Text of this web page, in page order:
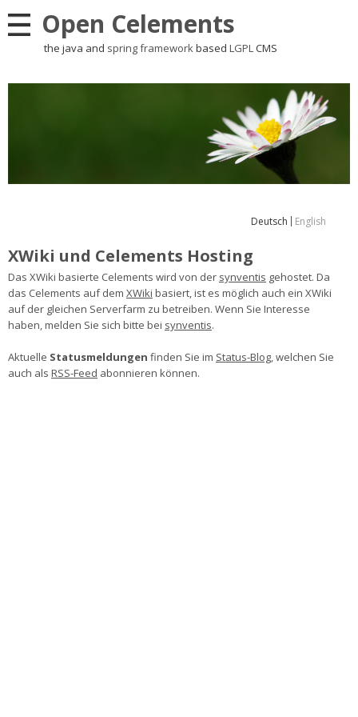
Open Celements
the java and spring frameworkbased LGPLCMS
Deutsch English
XWiki und Celements Hosting
Das XWiki basierte Celements wird von der synventis gehostet. Da
das Celements auf dem XWiki basiert, ist es möglich auch ein XWiki
auf der gleichen Serverfarm zu betreiben. Wenn Sie Interesse
haben, melden Sie sich bitte bei synventis.
Aktuelle Statusmeldungen finden Sie im Status-Blog, welchen Sie
auch als RSS-Feed abonnieren können.